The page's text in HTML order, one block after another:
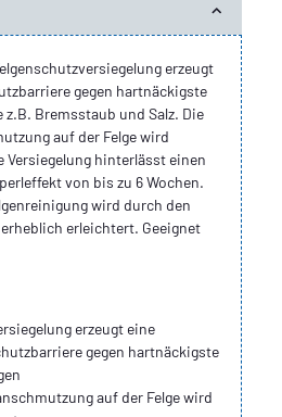
erzeugt
gegen hartnäckigste
Bremsstaub und Salz. Die
auf der Felge wird
Versiegelung hinterlässt einen
von bis zu 6 Wochen.
wird durch den
erleichtert. Geeignet
erzeugt eine
gegen hartnäckigste
auf der Felge wird